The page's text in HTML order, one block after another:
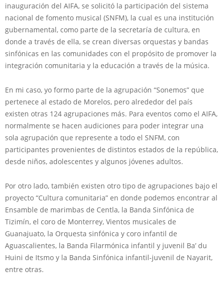
inauguración del AIFA, se solicitó la participación del sistema
nacional de fomento musical (SNFM), la cual es una institución
gubernamental, como parte de la secretaría de cultura, en
donde a través de ella, se crean diversas orquestas y bandas
sinfónicas en las comunidades con el propósito de promover la
integración comunitaria y la educación a través de la música.
En mi caso, yo formo parte de la agrupación “Sonemos” que
pertenece al estado de Morelos, pero alrededor del país
existen otras 124 agrupaciones más. Para eventos como el AIFA,
normalmente se hacen audiciones para poder integrar una
sola agrupación que represente a todo el SNFM, con
participantes provenientes de distintos estados de la república,
desde niños, adolescentes y algunos jóvenes adultos.
Por otro lado, también existen otro tipo de agrupaciones bajo el
proyecto “Cultura comunitaria” en donde podemos encontrar al
Ensamble de marimbas de Centla, la Banda Sinfónica de
Tizimín, el coro de Monterrey, Vientos musicales de
Guanajuato, la Orquesta sinfónica y coro infantil de
Aguascalientes, la Banda Filarmónica infantil y juvenil Ba’ du
Huini de Itsmo y la Banda Sinfónica infantil-juvenil de Nayarit,
entre otras.